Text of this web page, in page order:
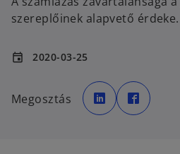
szereplőinek alapvető érdeke.
event 2020-03-25
Megosztás
o
p
e
n
p
e